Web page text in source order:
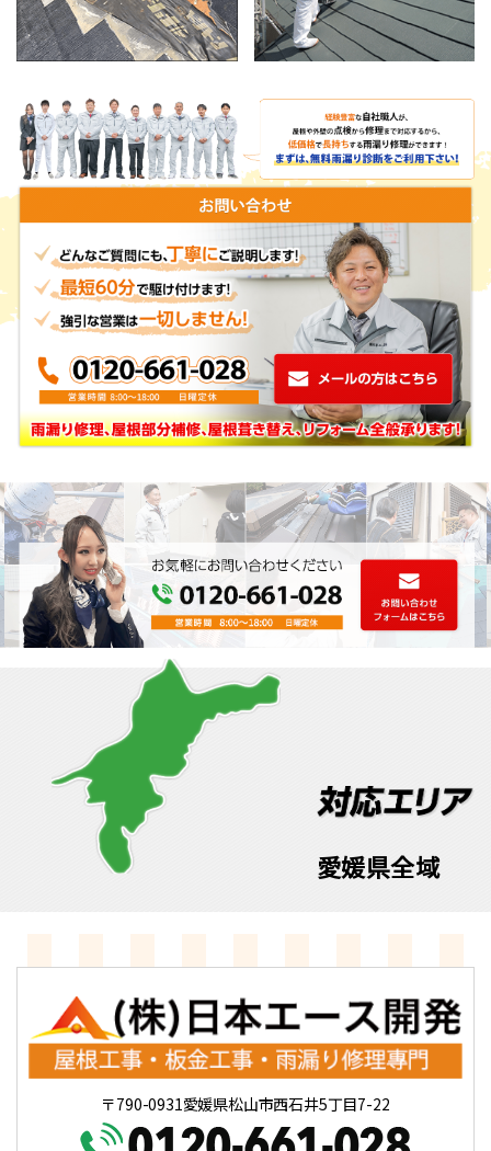
愛媛県全域
〒790-0931愛媛県松山市西石井5丁目7-22